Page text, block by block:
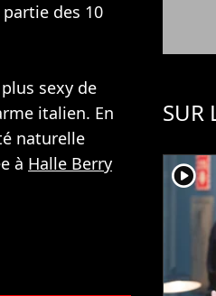
des 10
sexy de
italien. En
naturelle
à Halle Berry
SUR
player2